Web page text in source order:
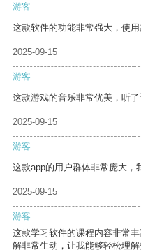
游客
这款软件的功能非常强大，使用
2025-09-15
游客
这款游戏的音乐非常优美，听了
2025-09-15
游客
这款app的用户群体非常庞大，
2025-09-15
游客
这款学习软件的课程内容非常
解非常生动，让我能够轻松理解